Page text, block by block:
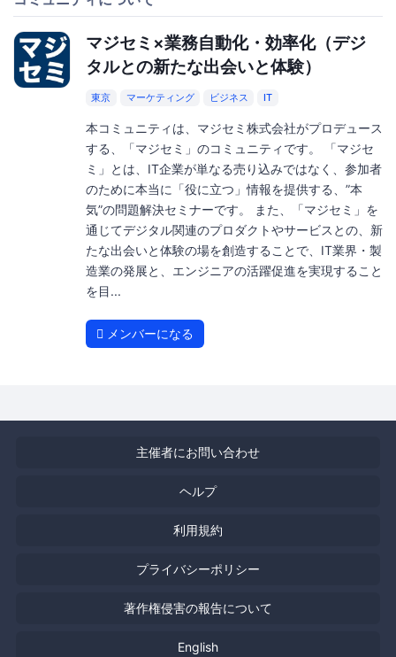
マジセミ×業務自動化・効率化（デジ
タルとの新たな出会いと体験）
東京 マーケティング ビジネス IT
本コミュニティは、マジセミ株式会社がプロデュース
する、「マジセミ」のコミュニティです。 「マジセ
ミ」とは、IT企業が単なる売り込みではなく、参加者
のために本当に「役に立つ」情報を提供する、”本
気”の問題解決セミナーです。 また、「マジセミ」を
通じてデジタル関連のプロダクトやサービスとの、新
たな出会いと体験の場を創造することで、IT業界・製
造業の発展と、エンジニアの活躍促進を実現すること
を目...
メンバーになる
主催者にお問い合わせ
ヘルプ
利用規約
プライバシーポリシー
著作権侵害の報告について
English